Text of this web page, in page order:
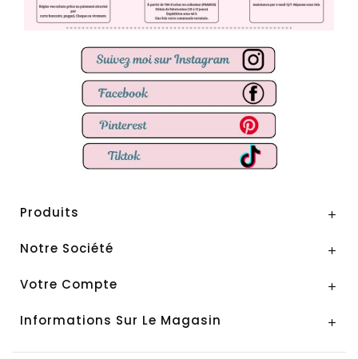
Produits 
Notre Société 
Votre Compte 
Informations Sur Le Magasin 